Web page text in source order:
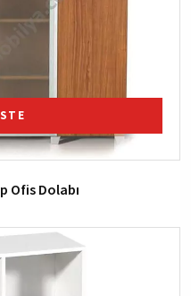
Ofis Dolabı